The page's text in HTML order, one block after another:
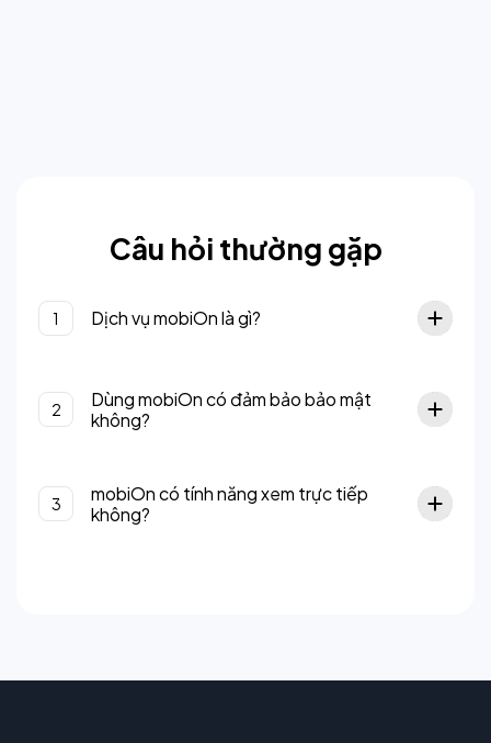
Câu hỏi thường gặp
1 Dịch vụ mobiOn là gì?
2
Dùng mobiOn có đảm bảo bảo mật
không?
3
mobiOn có tính năng xem trực tiếp
không?